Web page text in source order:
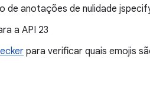
de anotações de nulidade
a API 23
para verificar quais emojis